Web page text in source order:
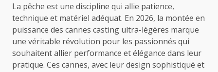
La pêche est une discipline qui allie patience,
technique et matériel adéquat. En 2026, la montée en
puissance des cannes casting ultra-légères marque
une véritable révolution pour les passionnés qui
souhaitent allier performance et élégance dans leur
pratique. Ces cannes, avec leur design sophistiqué et